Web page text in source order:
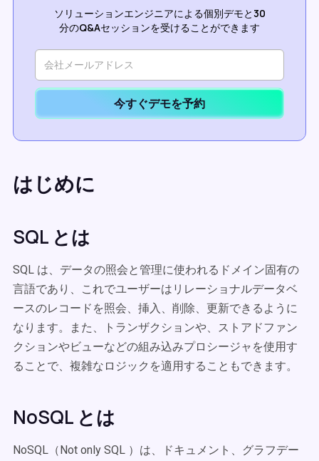
ソリューションエンジニアによる個別デモと30
分のQ&Aセッションを受けることができます
今すぐデモを予約
はじめに
SQL とは
SQL は、データの照会と管理に使われるドメイン固有の
言語であり、これでユーザーはリレーショナルデータベ
ースのレコードを照会、挿入、削除、更新できるように
なります。また、トランザクションや、ストアドファン
クションやビューなどの組み込みプロシージャを使用す
ることで、複雑なロジックを適用することもできます。
NoSQL とは
NoSQL（Not only SQL ）は、ドキュメント、グラフデー